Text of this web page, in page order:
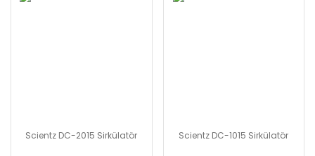
Scientz DC-2015 Sirkülatör Scientz DC-1015 Sirkülatör